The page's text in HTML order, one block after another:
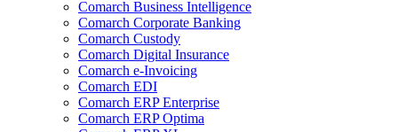
Comarch Business Intelligence
Comarch Corporate Banking
Comarch Custody
Comarch Digital Insurance
Comarch e-Invoicing
Comarch EDI
Comarch ERP Enterprise
Comarch ERP Optima